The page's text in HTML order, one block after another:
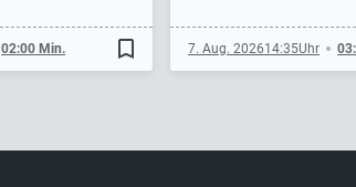
02:00 Min. bookmark_border 7. Aug. 202614:35